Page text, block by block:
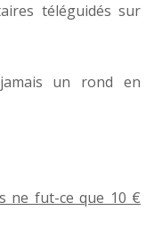
téléguidés sur
un rond en
ne fut-ce que 10 €